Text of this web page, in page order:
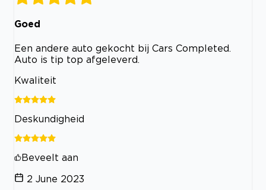
Goed
Een andere auto gekocht bij Cars Completed.
Auto is tip top afgeleverd.
Kwaliteit
Deskundigheid
Beveelt aan
2 June 2023